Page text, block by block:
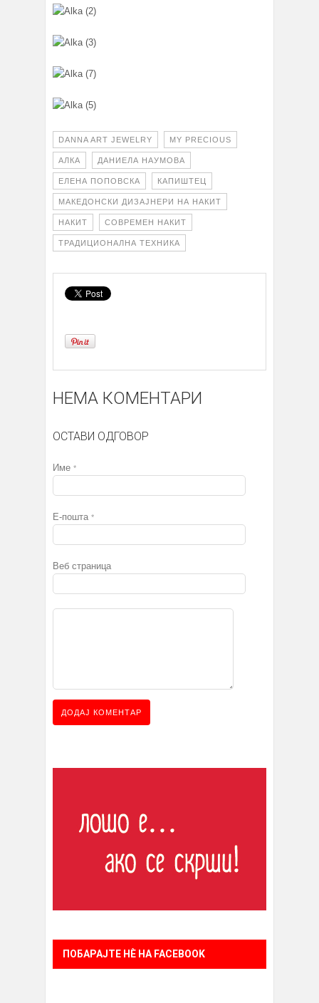
DANNA ART JEWELRY MY PRECIOUS
АЛКА ДАНИЕЛА НАУМОВА
ЕЛЕНА ПОПОВСКА КАПИШТЕЦ
МАКЕДОНСКИ ДИЗАЈНЕРИ НА НАКИТ
НАКИТ СОВРЕМЕН НАКИТ
ТРАДИЦИОНАЛНА ТЕХНИКА
НЕМА КОМЕНТАРИ
ОСТАВИ ОДГОВОР
Име *
Е-пошта *
Веб страница
ПОБАРАЈТЕ НÈ НА FACEBOOK